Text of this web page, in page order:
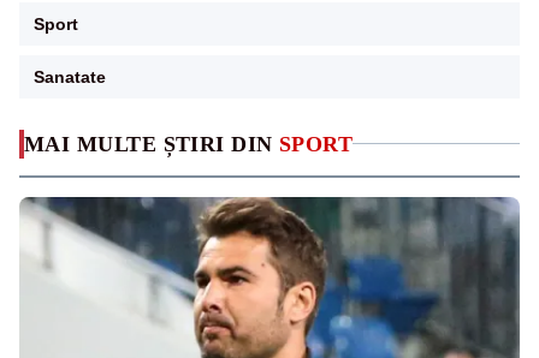
MAI MULTE ȘTIRI DIN SPORT
Sport
Sanatate